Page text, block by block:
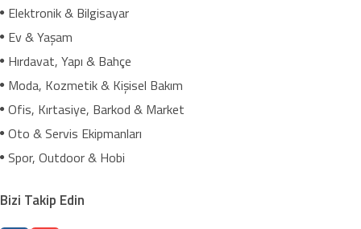
Elektronik & Bilgisayar
Ev & Yaşam
Hırdavat, Yapı & Bahçe
Moda, Kozmetik & Kişisel Bakım
Ofis, Kırtasiye, Barkod & Market
Oto & Servis Ekipmanları
Spor, Outdoor & Hobi
Bizi Takip Edin